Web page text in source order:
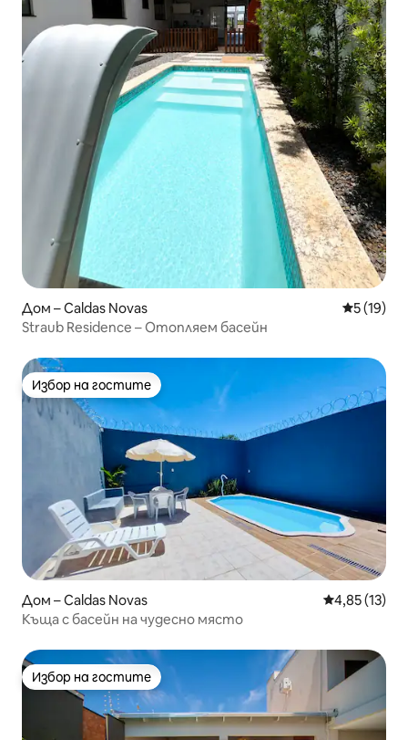
Дом – Caldas Novas Средна
5 (19)
Straub Residence – Отопляем басейн
Избор на гостите
Избор на гостите
Дом – Caldas Novas Средна
4,85 (13)
Къща с басейн на чудесно място
Избор на гостите
Избор на гостите